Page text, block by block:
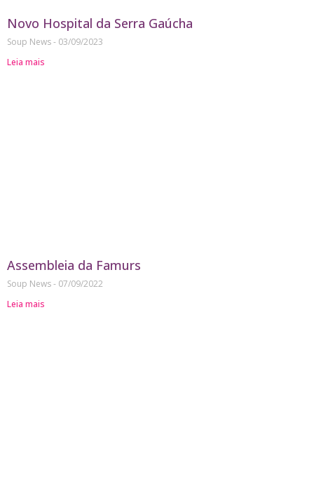
Novo Hospital da Serra Gaúcha
Soup News
03/09/2023
Leia mais
Assembleia da Famurs
Soup News
07/09/2022
Leia mais